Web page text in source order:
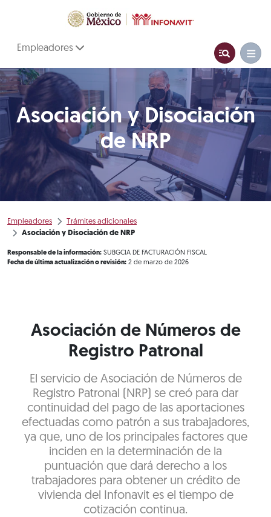
Empleadores
Asociación y Disociación
de NRP
Empleadores
Trámites adicionales
Asociación y Disociación de NRP
Responsable de la información: SUBGCIA DE FACTURACIÓN FISCAL
Fecha de última actualización o revisión: 2 de marzo de 2026
Asociación de Números de
Registro Patronal
El servicio de Asociación de Números de
Registro Patronal (NRP) se creó para dar
continuidad del pago de las aportaciones
efectuadas como patrón a sus trabajadores,
ya que, uno de los principales factores que
inciden en la determinación de la
puntuación que dará derecho a los
trabajadores para obtener un crédito de
vivienda del Infonavit es el tiempo de
cotización continua.